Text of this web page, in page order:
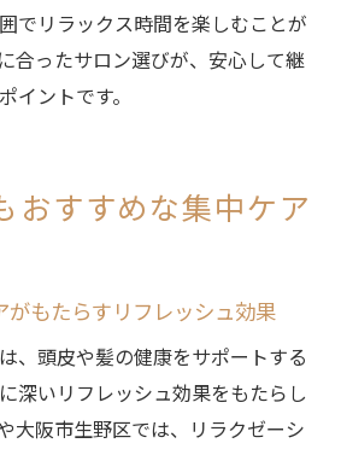
でリラックス時間を楽しむことが
合ったサロン選びが、安心して継
イントです。
おすすめな集中ケア
もたらすリフレッシュ効果
、頭皮や髪の健康をサポートする
深いリフレッシュ効果をもたらし
大阪市生野区では、リラクゼーシ